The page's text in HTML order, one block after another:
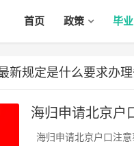
首页 政策 毕业
新规定是什么要求办
海归申请北京户